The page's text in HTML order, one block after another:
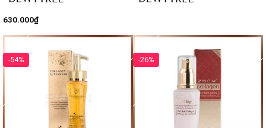
630.000₫
-54% -26%